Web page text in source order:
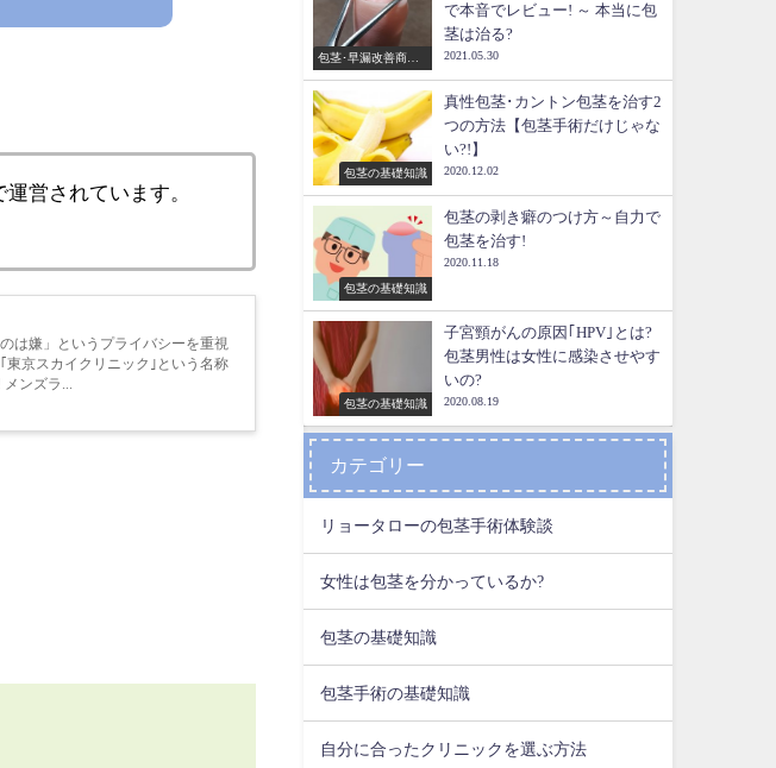
営されています。
は嫌」というプライバシーを重視
ック! メンズラ...
包茎･早漏改善商品
で本音でレビュー! ～ 本当に包
茎は治る?
2021.05.30
包茎の基礎知識
真性包茎･カントン包茎を治す2
つの方法【包茎手術だけじゃな
い?!】
2020.12.02
包茎の基礎知識
包茎の剥き癖のつけ方～自力で
包茎を治す!
2020.11.18
包茎の基礎知識
子宮頸がんの原因｢HPV｣とは?
包茎男性は女性に感染させやす
いの?
2020.08.19
カテゴリー
リョータローの包茎手術体験談
女性は包茎を分かっているか?
包茎の基礎知識
包茎手術の基礎知識
自分に合ったクリニックを選ぶ方法